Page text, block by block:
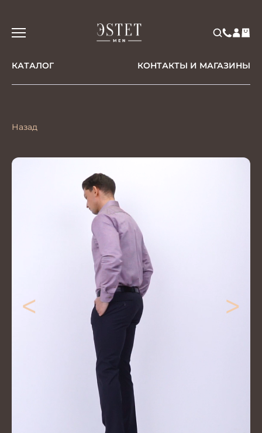
КАТАЛОГ КОНТАКТЫ И МАГАЗИНЫ
Назад
< >